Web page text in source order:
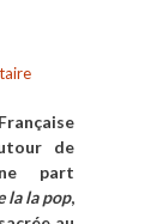
de
part
la la pop,